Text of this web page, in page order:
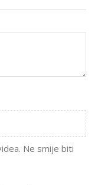
Ne smije biti